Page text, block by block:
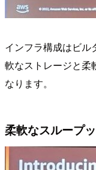
インフラ構成はビル
軟なストレージと柔
なります。
柔軟なスループ